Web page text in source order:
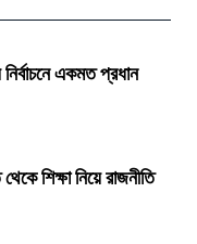
একমত প্রধান
শিক্ষা নিয়ে রাজনীতি